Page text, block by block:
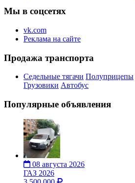
Мы в соцсетях
vk.com
Реклама на сайте
Продажа транспорта
Седельные тягачи Полуприцепы
Грузовики Автобус
Популярные объявления
08 августа 2026
ГАЗ 2026